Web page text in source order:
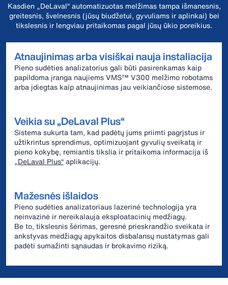
Kasdien „DeLaval“ automatizuotas melžimas tampa išmanesnis,
greitesnis, švelnesnis (jūsų biudžetui, gyvuliams ir aplinkai) bei
tikslesnis ir lengviau pritaikomas pagal jūsų ūkio poreikius.
Atnaujinimas arba visiškai nauja instaliacija
Pieno sudėties analizatorius gali būti pasirenkamas kaip
papildoma įranga naujiems VMS™ V300 melžimo robotams
arba įdiegtas kaip atnaujinimas jau veikiančiose sistemose.
Veikia su „DeLaval Plus“
Sistema sukurta tam, kad padėtų jums priimti pagrįstus ir
užtikrintus sprendimus, optimizuojant gyvulių sveikatą ir
pieno kokybę, remiantis tikslia ir pritaikoma informacija iš
„DeLaval Plus“aplikacijų.
Mažesnės išlaidos
Pieno sudėties analizatoriaus lazerinė technologija yra
neinvazinė ir nereikalauja eksploatacinių medžiagų.
Be to, tikslesnis šėrimas, geresnė prieskrandžio sveikata ir
ankstyvas medžiagų apykaitos disbalansų nustatymas gali
padėti sumažinti sąnaudas ir brokavimo riziką.